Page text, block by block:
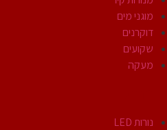
מוגני מים
דוקרנים
שקועים
מעקה
נורות LED